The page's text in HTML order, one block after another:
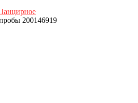
200146919